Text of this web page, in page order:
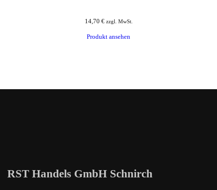
14,70 € zzgl. MwSt.
Produkt ansehen
RST Handels GmbH Schnirch